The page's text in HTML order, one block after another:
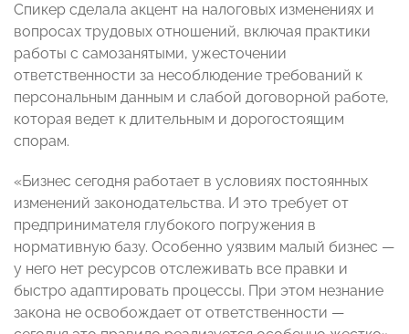
Спикер сделала акцент на налоговых изменениях и
вопросах трудовых отношений, включая практики
работы с самозанятыми, ужесточении
ответственности за несоблюдение требований к
персональным данным и слабой договорной работе,
которая ведет к длительным и дорогостоящим
спорам.
«Бизнес сегодня работает в условиях постоянных
изменений законодательства. И это требует от
предпринимателя глубокого погружения в
нормативную базу. Особенно уязвим малый бизнес —
у него нет ресурсов отслеживать все правки и
быстро адаптировать процессы. При этом незнание
закона не освобождает от ответственности —